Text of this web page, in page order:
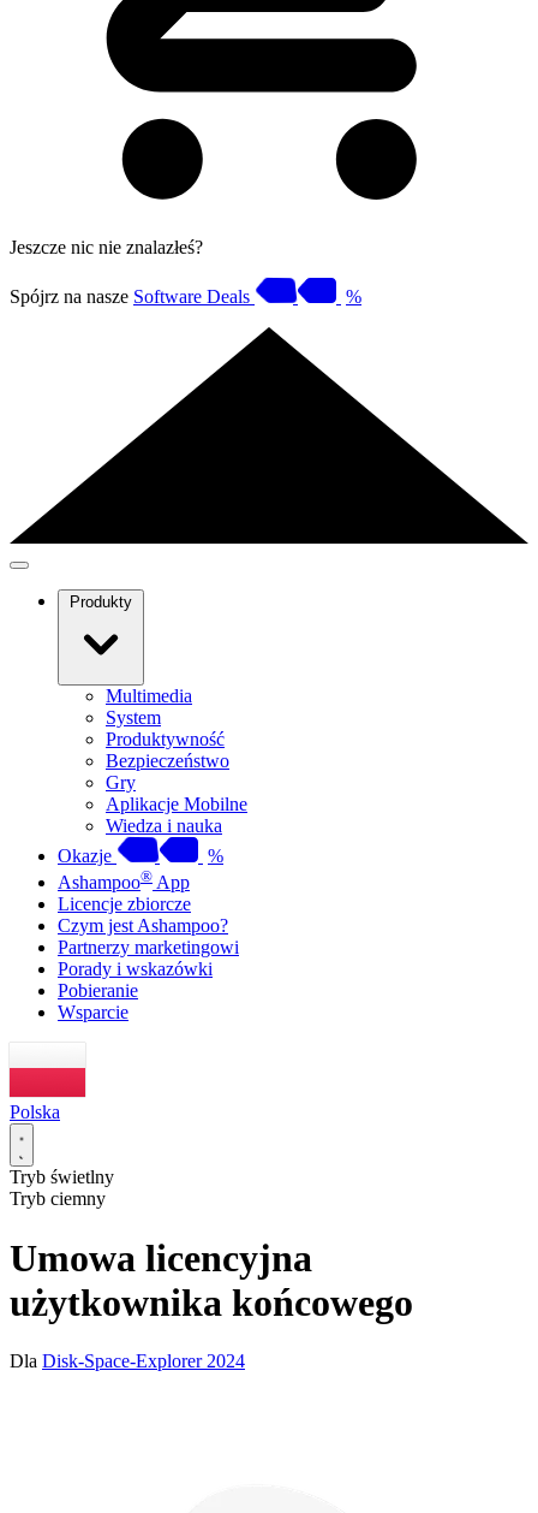
Jeszcze nic nie znalazłeś?
Spójrz na nasze Software Deals %
Produkty
Multimedia
System
Produktywność
Bezpieczeństwo
Gry
Aplikacje Mobilne
Wiedza i nauka
Okazje
%
Ashampoo® App
Licencje zbiorcze
Czym jest Ashampoo?
Partnerzy marketingowi
Porady i wskazówki
Pobieranie
Wsparcie
Polska
Tryb świetlny
Tryb ciemny
Umowa licencyjna
użytkownika końcowego
Dla Disk-Space-Explorer 2024